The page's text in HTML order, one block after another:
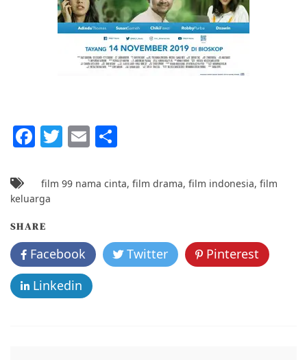
F
c
e
b
o
o
k
T
itt
E
ai ar
film 99 nama cinta, film drama, film indonesia, film
keluarga
SHARE
Facebook Twitter
Pinterest
Linkedin